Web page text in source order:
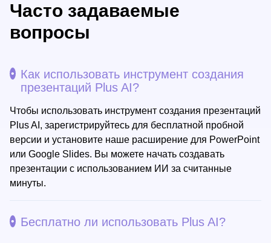
Часто задаваемые
вопросы
Как использовать инструмент создания
презентаций Plus AI?
Чтобы использовать инструмент создания презентаций
Plus AI, зарегистрируйтесь для бесплатной пробной
версии и установите наше расширение для PowerPoint
или Google Slides. Вы можете начать создавать
презентации с использованием ИИ за считанные
минуты.
Бесплатно ли использовать Plus AI?